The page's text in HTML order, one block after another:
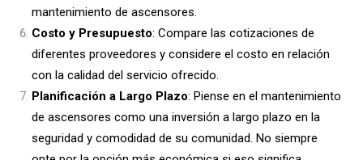
mantenimiento de ascensores.
Costo y Presupuesto: Compare las cotizaciones de
diferentes proveedores y considere el costo en relación
con la calidad del servicio ofrecido.
Planificación a Largo Plazo: Piense en el mantenimiento
de ascensores como una inversión a largo plazo en la
seguridad y comodidad de su comunidad. No siempre